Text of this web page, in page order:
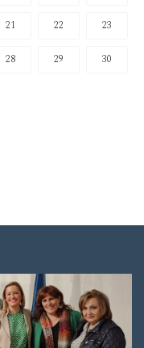
21 22 23
28 29 30